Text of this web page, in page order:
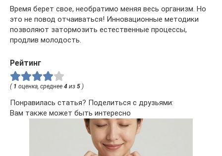
Время берет свое, необратимо меняя весь организм. Но
это не повод отчаиваться! Инновационные методики
позволяют затормозить естественные процессы,
продлив молодость.
Рейтинг
( 1 оценка, среднее 4 из 5 )
Понравилась статья? Поделиться с друзьями:
Вам также может быть интересно